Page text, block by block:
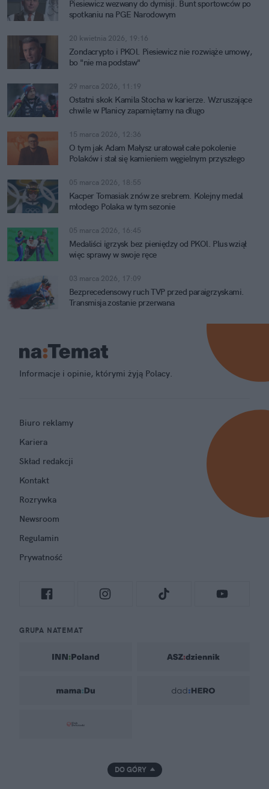
Piesiewicz wezwany do dymisji. Bunt sportowców po
spotkaniu na PGE Narodowym
20 kwietnia 2026, 19:16
Zondacrypto i PKOl. Piesiewicz nie rozwiąże umowy,
bo "nie ma podstaw"
29 marca 2026, 11:19
Ostatni skok Kamila Stocha w karierze. Wzruszające
chwile w Planicy zapamiętamy na długo
15 marca 2026, 12:36
O tym jak Adam Małysz uratował całe pokolenie
Polaków i stał się kamieniem węgielnym przyszłego
05 marca 2026, 18:55
Kacper Tomasiak znów ze srebrem. Kolejny medal
młodego Polaka w tym sezonie
05 marca 2026, 16:45
Medaliści igrzysk bez pieniędzy od PKOl. Plus wziął
więc sprawy w swoje ręce
03 marca 2026, 17:09
Bezprecedensowy ruch TVP przed paraigrzyskami.
Transmisja zostanie przerwana
Informacje i opinie, którymi żyją Polacy.
Biuro reklamy
Kariera
Skład redakcji
Kontakt
Rozrywka
Newsroom
Regulamin
Prywatność
GRUPA NATEMAT
DO GÓRY